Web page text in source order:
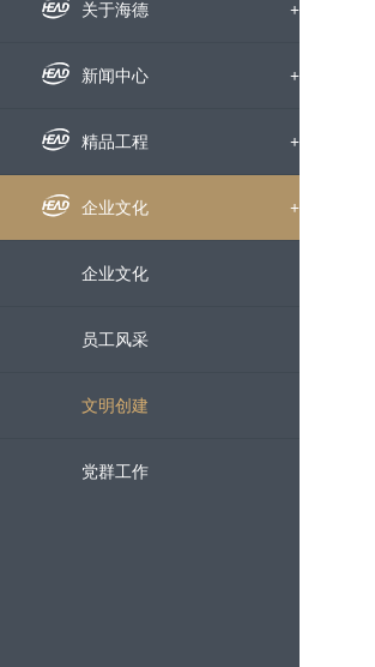
关于海德 +
企业概况
组织机构
下属公司
发展历程
荣誉资质
企业宣传片
新闻中心 +
企业新闻
通知公告
招标信息
媒体聚焦
精品工程 +
国内工程
海外工程
企业文化 +
企业文化
员工风采
文明创建
党群工作